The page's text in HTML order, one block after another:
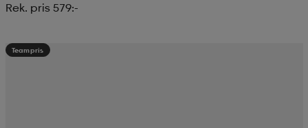
Rek. pris 579:-
Teampris